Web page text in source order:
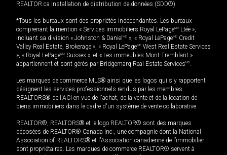
REALTOR.ca Installation de distribution de données (SDD®).
*Tous les bureaux sont des propriétés indépendantes. Les bureaux
comprenant la mention « Services immobiliers Royal LePageMD Ltée »,
incluant sa division « Johnston & Daniel MD », « Royal LePageMD Credit
Valley Real Estate, Brokerage », « Royal LePageMD West Real Estate Services
», « Royal LePageMD Sussex », et « Les immeubles Mont-Tremblant »
appartiennent et sont gérés par Bridgemarq Real Estate ServicesMD.
Les marques de commerce MLS® ainsi que les logos qui s'y rapportent
désignent les services professionnels rendus par les membres
REALTORS® de l'ACI en vue de l'achat, de la vente et de la location de
biens immobiliers dans le cadre d'un système de vente collaborative.
REALTOR®, REALTORS® et le logo REALTOR® sont des marques
déposées de REALTOR® Canada Inc., une compagnie dont la National
Association of REALTORS® et l'Association canadienne de l’immobilier
sont propriétaires. Les marques de commerce REALTOR® servent à